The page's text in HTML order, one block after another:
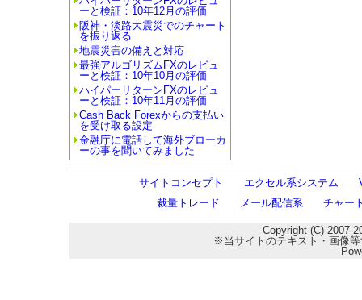
ーと検証：10年12月の評価
阪神・淡路大震災でのチャート
を振り返る
地震災害の備えと対応
最強アルゴリズムFXのレビュ
ーと検証：10年10月の評価
ハイパーリターンFXのレビュ
ーと検証：10年11月の評価
Cash Back Forexからの支払い
を受け取る設定
金融庁に電話して海外ブローカ
ーの事を聞いてみました
サイトコンセプト エクセル系システム
裁量トレード
メール配信系 チャー
Copyright (C) 2007-
※当サイトのテキスト・画像